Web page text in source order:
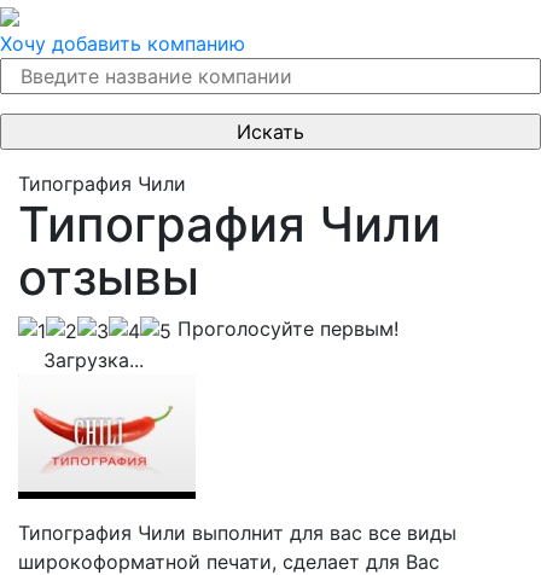
Хочу добавить компанию
Типография Чили
Типография Чили
отзывы
Проголосуйте первым!
Загрузка...
Типография Чили выполнит для вас все виды
широкоформатной печати, сделает для Вас